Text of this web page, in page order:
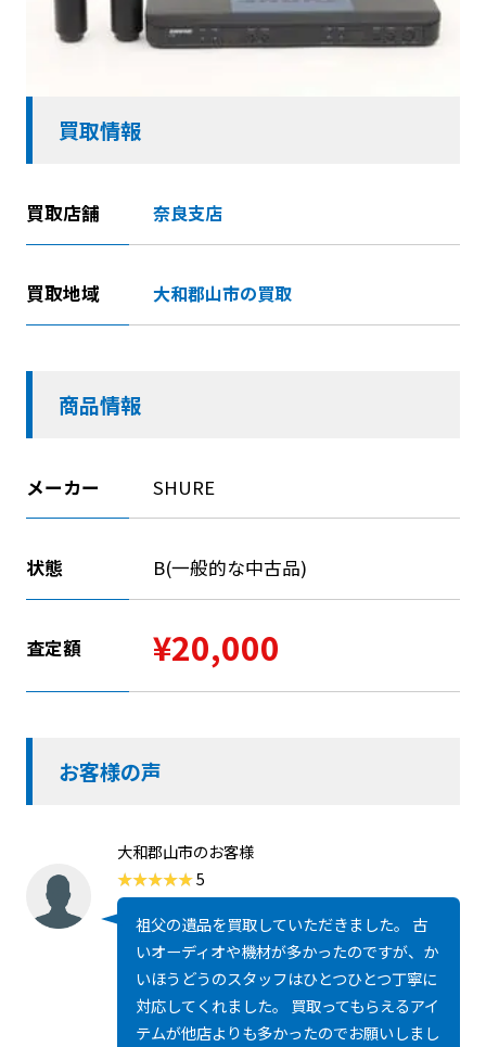
買取情報
買取店舗 奈良支店
買取地域 大和郡山市の買取
商品情報
メーカー SHURE
状態 B(一般的な中古品)
査定額 ¥20,000
お客様の声
大和郡山市のお客様
5
祖父の遺品を買取していただきました。 古
いオーディオや機材が多かったのですが、か
いほうどうのスタッフはひとつひとつ丁寧に
対応してくれました。 買取ってもらえるアイ
テムが他店よりも多かったのでお願いしまし